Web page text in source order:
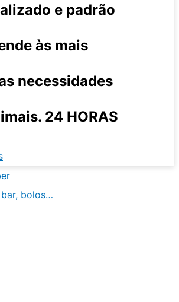
e padrão
às mais
necessidades
24 HORAS
bar, bolos…